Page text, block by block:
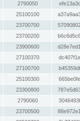
2790050
25100100
23700700
23700200
23900600
27100370
27100700
25100300
23300800
2790060
23700500